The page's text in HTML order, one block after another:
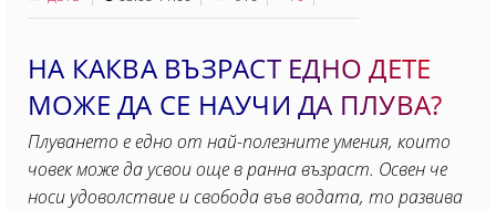
НА КАКВА ВЪЗРАСТ ЕДНО ДЕТЕ
МОЖЕ ДА СЕ НАУЧИ ДА ПЛУВА?
Плуването е едно от най-полезните умения, които
човек може да усвои още в ранна възраст. Освен че
носи удоволствие и свобода във водата, то развива